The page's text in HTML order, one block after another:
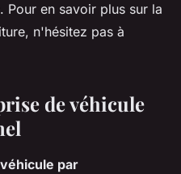
Pour en savoir plus sur la
n'hésitez pas à
de véhicule
par